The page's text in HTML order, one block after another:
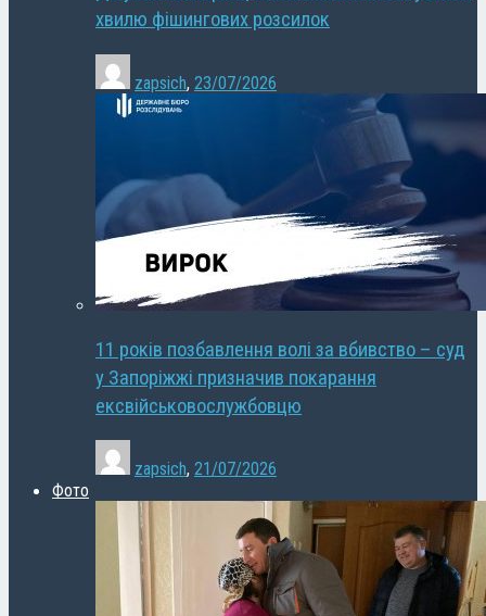
хвилю фішингових розсилок
zapsich, 23/07/2026
11 років позбавлення волі за вбивство – суд
у Запоріжжі призначив покарання
ексвійськовослужбовцю
zapsich, 21/07/2026
Фото